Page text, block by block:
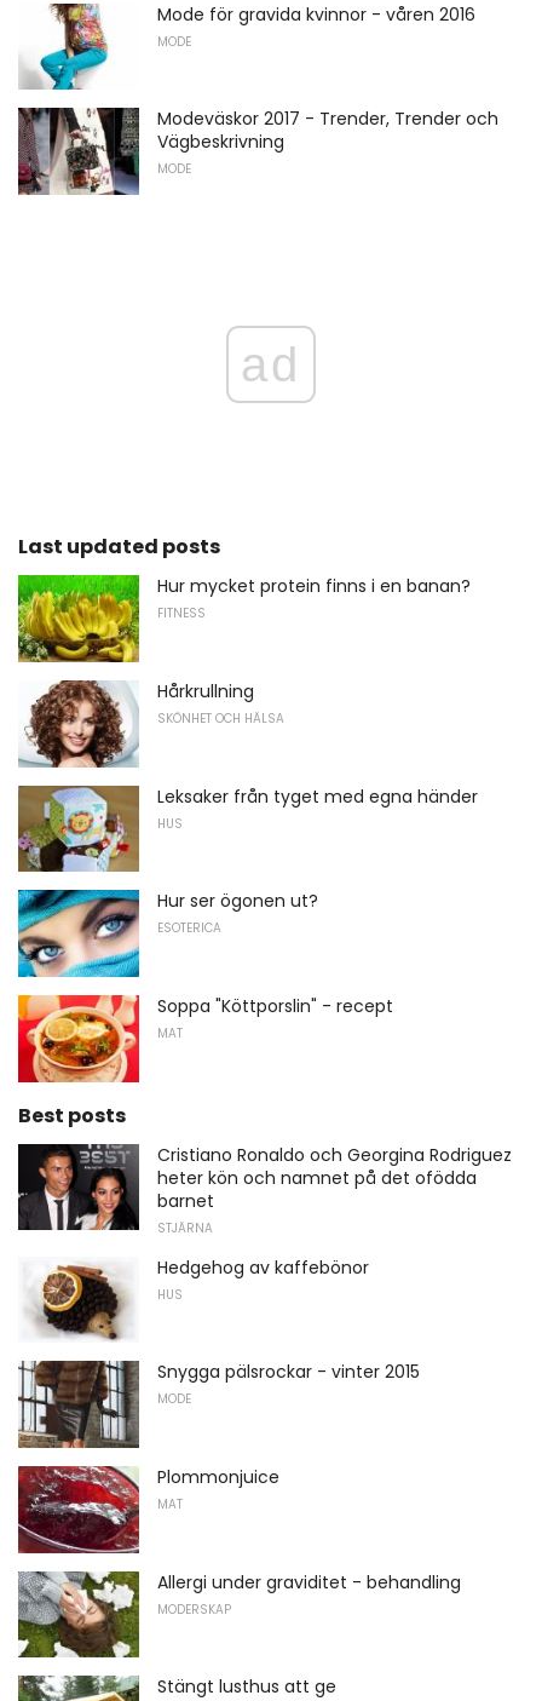
Mode för gravida kvinnor - våren 2016
MODE
Modeväskor 2017 - Trender, Trender och
Vägbeskrivning
MODE
ad
Last updated posts
Hur mycket protein finns i en banan?
FITNESS
Hårkrullning
SKÖNHET OCH HÄLSA
Leksaker från tyget med egna händer
HUS
Hur ser ögonen ut?
ESOTERICA
Soppa "Köttporslin" - recept
MAT
Best posts
Cristiano Ronaldo och Georgina Rodriguez
heter kön och namnet på det ofödda
barnet
STJÄRNA
Hedgehog av kaffebönor
HUS
Snygga pälsrockar - vinter 2015
MODE
Plommonjuice
MAT
Allergi under graviditet - behandling
MODERSKAP
Stängt lusthus att ge